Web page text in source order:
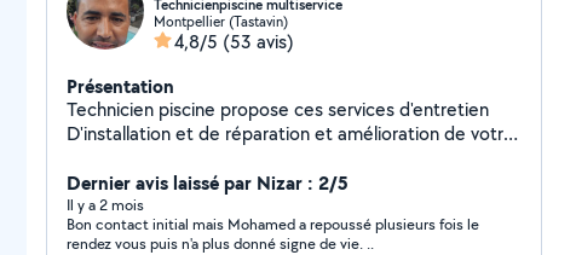
Technicienpiscine multiservice
Montpellier (Tastavin)
4,8/5 (53 avis)
Présentation
Technicien piscine propose ces services d'entretien
D'installation et de réparation et amélioration de votre
vous répondre bien mettre entretien piscine dans la
rubrique de recherche à votre demande si non je ne
pourrai pas vous répondre ici merci.
Dernier avis laissé par Nizar : 2/5
Il y a 2 mois
Bon contact initial mais Mohamed a repoussé plusieurs fois le
rendez vous puis n'a plus donné signe de vie. ..